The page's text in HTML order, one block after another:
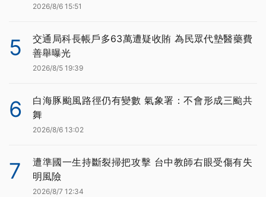
2026/8/6 15:51
5
交通局科長帳戶多63萬遭疑收賄 為民眾代墊醫藥費
善舉曝光
2026/8/5 19:39
6
白海豚颱風路徑仍有變數 氣象署：不會形成三颱共
舞
2026/8/6 13:02
7
遭準國一生持斷裂掃把攻擊 台中教師右眼受傷有失
明風險
2026/8/7 12:34